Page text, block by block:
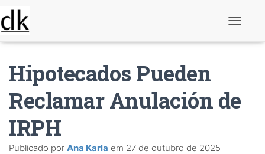
r
n
Hipotecados Pueden
Reclamar Anulación de
IRPH
Publicado por Ana Karla em 27 de outubro de 2025